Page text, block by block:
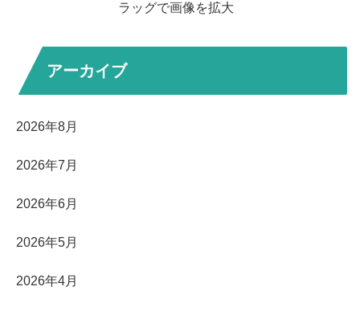
ラッグで画像を拡大
アーカイブ
2026年8月
2026年7月
2026年6月
2026年5月
2026年4月